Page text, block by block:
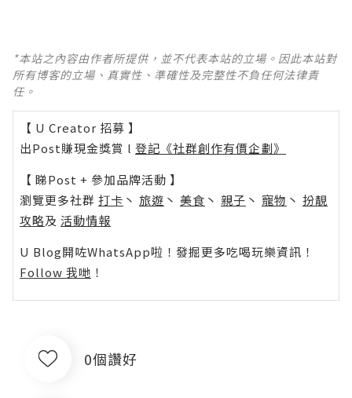
*本站之內容由作者所提供，並不代表本站的立場。因此本站對
所有博客的立場、真實性、準確性及完整性不負任何法律責
任。
【 U Creator 招募 】
出Post賺現金獎賞 l 登記《社群創作有價企劃》
【 睇Post + 參加品牌活動 】
瀏覽更多社群 打卡 丶 旅遊 丶 美食 丶 親子 丶 寵物 丶 扮靚
攻略及 活動情報
U Blog開咗WhatsApp啦！發掘更多吃喝玩樂資訊！
Follow 我哋 ！
0個讚好